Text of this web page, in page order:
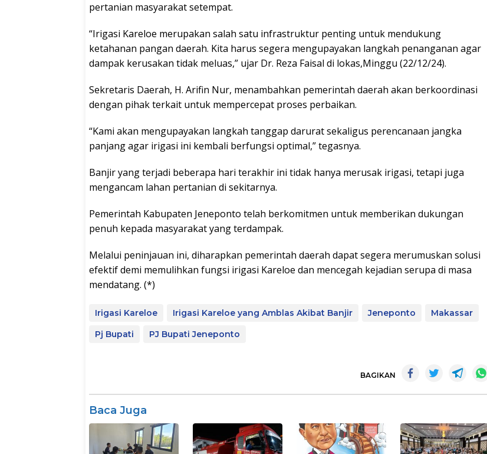
pertanian masyarakat setempat.
“Irigasi Kareloe merupakan salah satu infrastruktur penting untuk mendukung
ketahanan pangan daerah. Kita harus segera mengupayakan langkah penanganan agar
dampak kerusakan tidak meluas,” ujar Dr. Reza Faisal di lokas,Minggu (22/12/24).
Sekretaris Daerah, H. Arifin Nur, menambahkan pemerintah daerah akan berkoordinasi
dengan pihak terkait untuk mempercepat proses perbaikan.
“Kami akan mengupayakan langkah tanggap darurat sekaligus perencanaan jangka
panjang agar irigasi ini kembali berfungsi optimal,” tegasnya.
Banjir yang terjadi beberapa hari terakhir ini tidak hanya merusak irigasi, tetapi juga
mengancam lahan pertanian di sekitarnya.
Pemerintah Kabupaten Jeneponto telah berkomitmen untuk memberikan dukungan
penuh kepada masyarakat yang terdampak.
Melalui peninjauan ini, diharapkan pemerintah daerah dapat segera merumuskan solusi
efektif demi memulihkan fungsi irigasi Kareloe dan mencegah kejadian serupa di masa
mendatang. (*)
Irigasi Kareloe Irigasi Kareloe yang Amblas Akibat Banjir Jeneponto
Makassar
Pj Bupati
PJ Bupati Jeneponto
BAGIKAN
Baca Juga